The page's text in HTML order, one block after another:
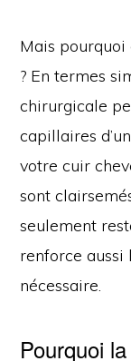
Mais
? En termes
chirurgicale
capillaires
votre cuir
sont
seulement
renforce aussi
nécessaire.
Pourquoi